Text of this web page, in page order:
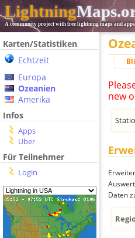
Lightning
A community project with free lightning maps and apps
Karten/Statistiken
Echtzeit
Europa
Ozeanien
Amerika
Infos
Apps
Über
Für Teilnehmer
Login
new
Daten